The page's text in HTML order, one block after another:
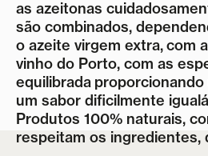
as azeitonas
são combinados,
o azeite virgem extra,com
vinho do Porto, com as
equilibrada proporcionando
um sabor dificilmente
Produtos 100% naturais,
respeitam os ingredientes,